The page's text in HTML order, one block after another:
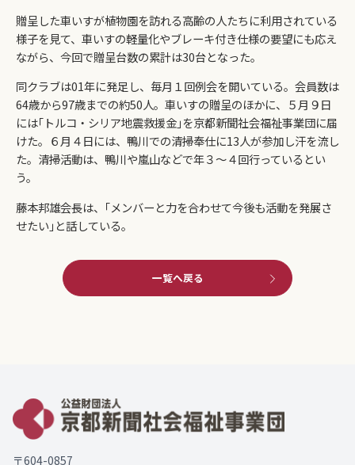
贈呈した車いすが植物園を訪れる高齢の人たちに利用されている
様子を見て、車いすの軽量化やブレーキ付き仕様の要望にも応え
ながら、今回で贈呈台数の累計は30台となった。
同クラブは01年に発足し、毎月１回例会を開いている。会員数は
64歳から97歳までの約50人。車いすの贈呈のほかに、５月９日
には｢トルコ・シリア地震救援金｣を京都新聞社会福祉事業団に届
けた。６月４日には、鴨川での清掃奉仕に13人が参加し汗を流し
た。清掃活動は、鴨川や嵐山などで年３～４回行っているとい
う。
藤本邦雄会長は、｢メンバーと力を合わせて今後も活動を発展さ
せたい｣と話している。
一覧へ戻る
〒604-0857